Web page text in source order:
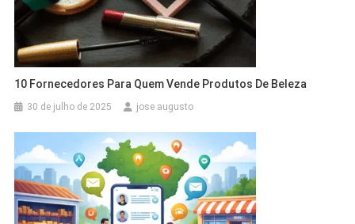
10 Fornecedores Para Quem Vende Produtos De Beleza
30 de julho de 2025 jose augusto